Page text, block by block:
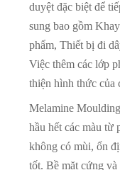
duyệt đặc biệt để
sung bao gồm
phẩm, Thiết bị đi
Việc thêm các lớp
thiện hình thức của
Melamine
hầu hết các màu từ
không có mùi, ổn
tốt. Bề mặt cứng